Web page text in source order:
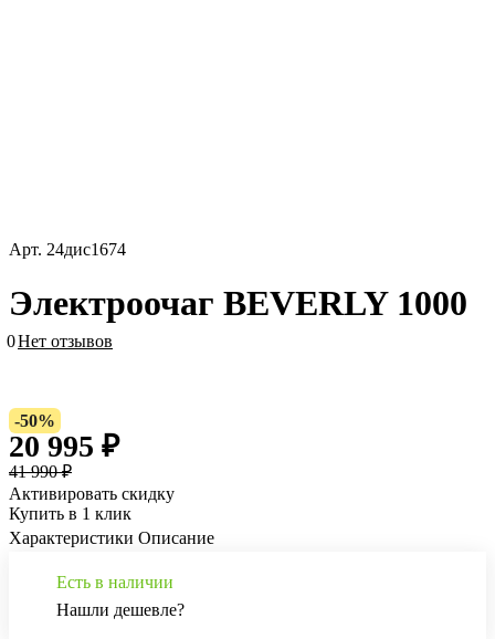
Арт. 24дис1674
Электроочаг BEVERLY 1000
0Нет отзывов
-50%
20 995 ₽
41 990 ₽
Активировать скидку
Купить в 1 клик
Характеристики Описание
Есть в наличии
Нашли дешевле?